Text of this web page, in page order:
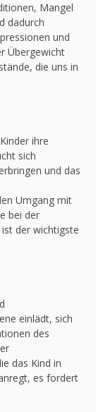
Mangel
dadurch
und
Übergewicht
die uns in
ihre
sich
und das
Umgang mit
bei der
der wichtigste
einlädt, sich
des
das Kind in
es fordert